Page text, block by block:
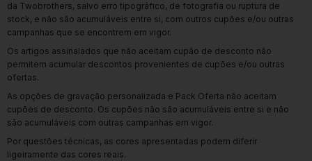
da Twobrothers, salvo erro tipográfico, de fotografia ou ruptura de
stock, e não são acumuláveis entre si, com outros cupões e/ou outras
campanhas que se encontrem em vigor.
Os artigos assinalados que não aceitam cupão de desconto não
permitem acumular descontos provenientes de cupões e/ou outras
ofertas.
As opções de gravação personalizada e Pack Oferta não aceitam
cupões de desconto. Os cupões não são acumuláveis entre si e não
são acumuláveis com outras campanhas em vigor.
Por questões técnicas, as cores apresentadas podem diferir
ligeiramente das cores reais.